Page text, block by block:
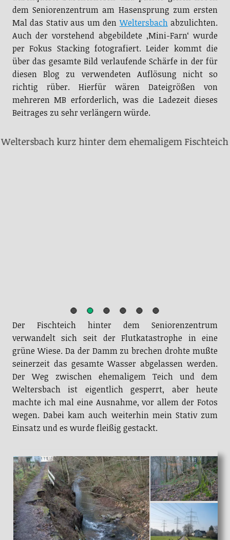
dem Seniorenzentrum am Hasensprung zum ersten
Mal das Stativ aus um denWeltersbachabzulichten.
Auch der vorstehend abgebildete ‚Mini-Farn‘ wurde
per Fokus Stacking fotografiert. Leider kommt die
über das gesamte Bild verlaufende Schärfe in der für
diesen Blog zu verwendeten Auflösung nicht so
richtig rüber. Hierfür wären Dateigrößen von
mehreren MB erforderlich, was die Ladezeit dieses
Beitrages zu sehr verlängern würde.
Weltersbach kurz hinter dem ehemaligem Fischteich
Der Fischteich hinter dem Seniorenzentrum
verwandelt sich seit der Flutkatastrophe in eine
grüne Wiese. Da der Damm zu brechen drohte mußte
seinerzeit das gesamte Wasser abgelassen werden.
Der Weg zwischen ehemaligem Teich und dem
Weltersbach ist eigentlich gesperrt, aber heute
machte ich mal eine Ausnahme, vor allem der Fotos
wegen. Dabei kam auch weiterhin mein Stativ zum
Einsatz und es wurde fleißig gestackt.